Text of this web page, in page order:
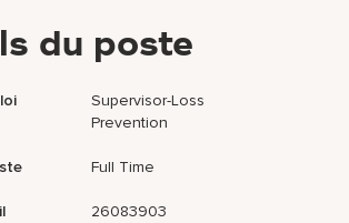
du poste
Supervisor-Loss
Prevention
Full Time
26083903